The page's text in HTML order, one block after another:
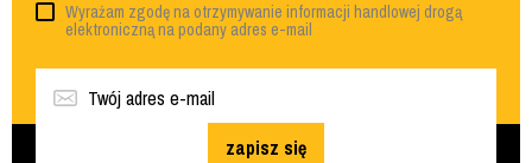
Wyrażam zgodę na otrzymywanie informacji handlowej drogą
elektroniczną na podany adres e-mail
zapisz się